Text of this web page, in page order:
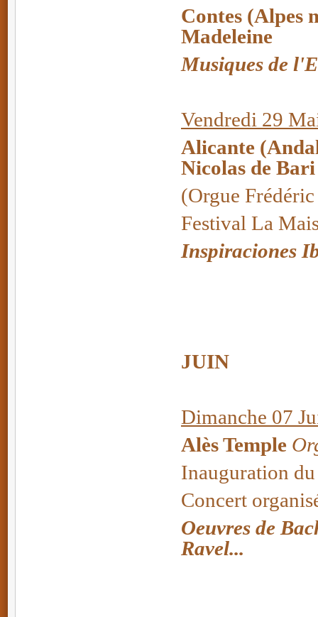
Contes (Alpes
Madeleine
Musiques de
Vendredi 29
Alicante
Nicolas de Bari
(Orgue
Festival La
Inspiraciones
JUIN
Dimanche 07
Alès Temple
Inauguration
Concert
Oeuvres de
Ravel...